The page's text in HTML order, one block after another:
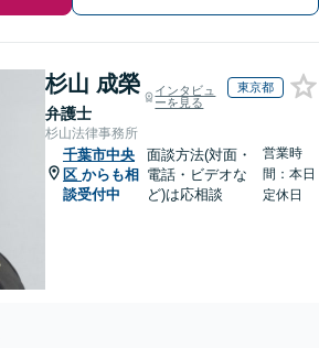
杉山 成榮
弁護士
インタビュ
ーを見る
東京都
杉山法律事務所
千葉市中央
区 からも相
談受付中
面談方法(対面・
電話・ビデオな
ど)は応相談
営業時
間：本日
定休日